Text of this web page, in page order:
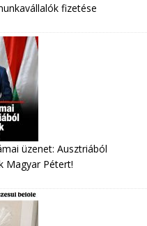
fizetése
üzenet: Ausztriából
Magyar Pétert!